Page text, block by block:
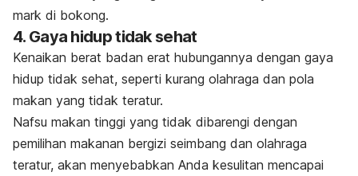
mark di bokong.
4. Gaya hidup tidak sehat
Kenaikan berat badan erat hubungannya dengan gaya
hidup tidak sehat, seperti kurang olahraga dan pola
makan yang tidak teratur.
Nafsu makan tinggi yang tidak dibarengi dengan
pemilihan makanan bergizi seimbang dan olahraga
teratur, akan menyebabkan Anda kesulitan mencapai